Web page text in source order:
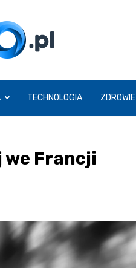
TECHNOLOGIA ZDROWIE
Francji